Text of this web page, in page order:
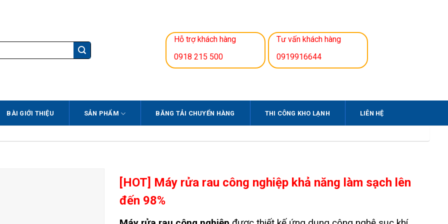
Hỗ trợ khách hàng
0918 215 500
Tư vấn khách hàng
0919916644
BÀI GIỚI THIỆU SẢN PHẨM BĂNG TẢI CHUYỂN HÀNG THI CÔNG KHO LẠNH LIÊN HỆ
[HOT] Máy rửa rau công nghiệp khả năng làm sạch lên
đến 98%